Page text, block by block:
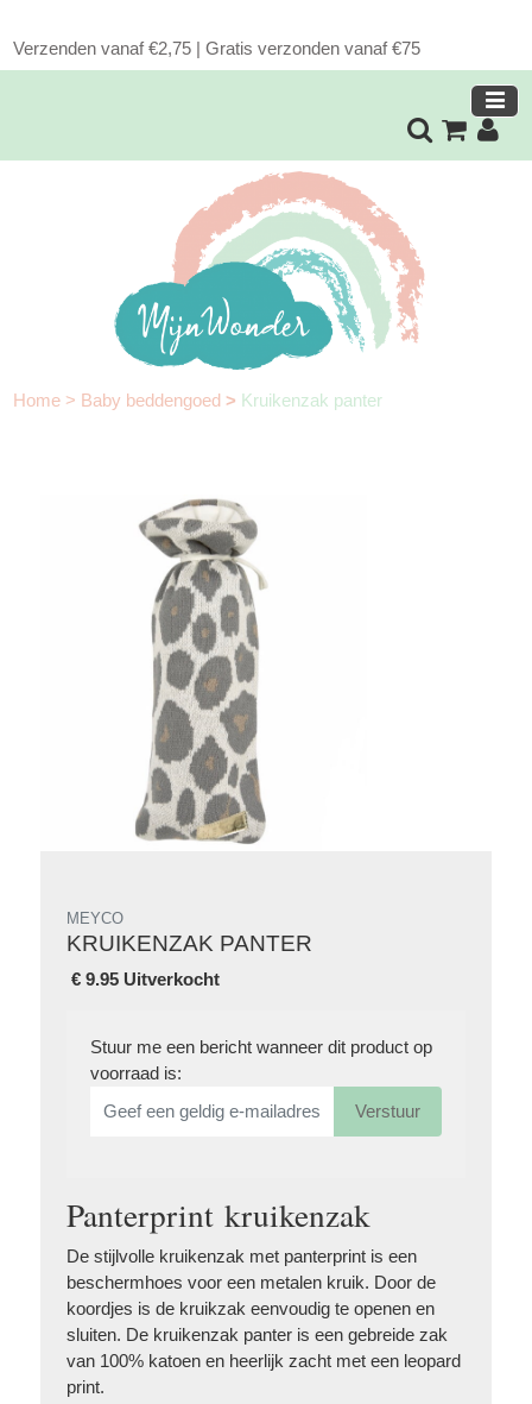
Verzenden vanaf €2,75 | Gratis verzonden vanaf €75
Home > Baby beddengoed> Kruikenzak panter
MEYCO
KRUIKENZAK PANTER
€9.95 Uitverkocht
Stuur me een bericht wanneer dit product op
voorraad is:
Verstuur
Panterprint kruikenzak
De stijlvolle kruikenzak met panterprint is een
beschermhoes voor een metalen kruik. Door de
koordjes is de kruikzak eenvoudig te openen en
sluiten. De kruikenzak panter is een gebreide zak
van 100% katoen en heerlijk zacht met een leopard
print.